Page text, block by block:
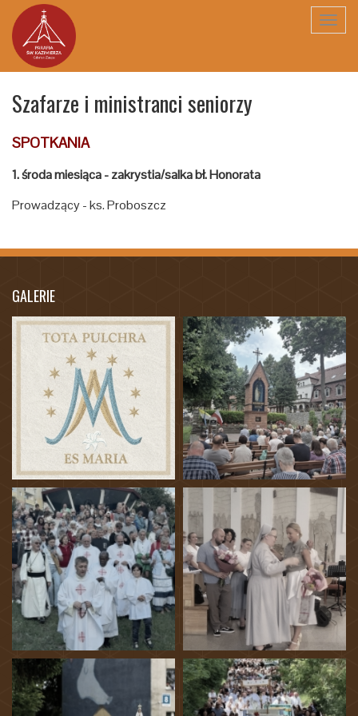
Szafarze i ministranci seniorzy
SPOTKANIA
1. środa miesiąca - zakrystia/salka bł. Honorata
Prowadzący - ks. Proboszcz
GALERIE